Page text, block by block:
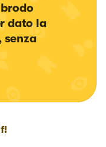
dato la